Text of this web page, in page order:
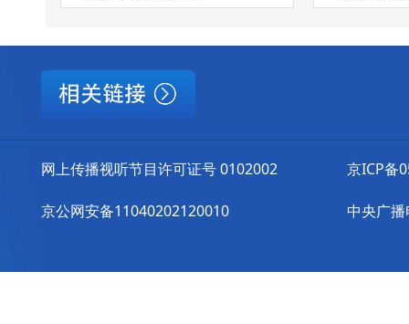
网上传播视听节目许可证号 0102002
京公网安备11040202120010
京ICP备
中央广